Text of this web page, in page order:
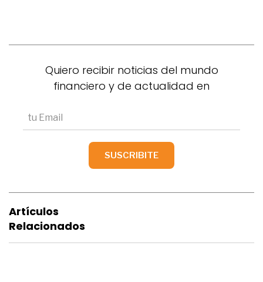
Quiero recibir noticias del mundo
financiero y de actualidad en
Artículos
Relacionados